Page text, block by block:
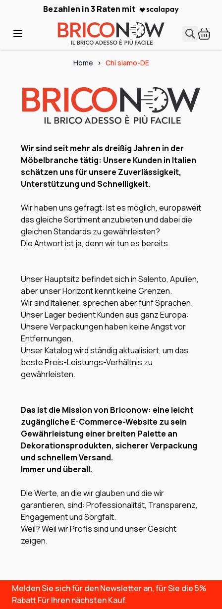
Skip to ContentBezahlen in 3 Raten mit
Home > Chi siamo-DE
Wir sind seit mehr als dreißig Jahren in der
Möbelbranche tätig: Unsere Kunden in Italien
schätzen uns für unsere Zuverlässigkeit,
Unterstützung und Schnelligkeit.
Wir haben uns gefragt: Ist es möglich, europaweit
das gleiche Sortiment anzubieten und dabei die
gleichen Standards zu gewährleisten?
Die Antwort ist ja, denn wir tun es bereits.
Unser Hauptsitz befindet sich in Salento, Apulien,
aber unser Horizont kennt keine Grenzen.
Wir sind Italiener, sprechen aber fünf Sprachen.
Unser Lager bedient Kunden aus ganz Europa:
Unsere Verpackungen haben keine Angst vor
Entfernungen.
Unser Katalog wird ständig aktualisiert, um das
beste Preis-Leistungs-Verhältnis zu
gewährleisten.
Das ist die Mission von Briconow: eine leicht
zugängliche E-Commerce-Website zu sein
Gewährleistung einer breiten Palette an
Dekorationsprodukten, sicherer Verpackung
und schnellem Versand.
Immer und überall.
Die Werte, an die wir glauben und die wir
garantieren, sind: Professionalität, Transparenz,
Engagement und Sorgfalt.
Weil? Weil wir Profis sind und unser Gesicht
zeigen.
Melden Sie sich für den Newsletter an, für Sie die5%
RabattFür Ihren nächsten Kauf.